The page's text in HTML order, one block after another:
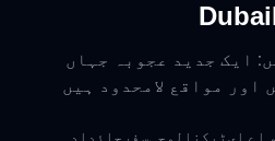
ایک جدید عجوبہ جہاں
اور مواقع لامحدود ہیں
اے ایٹیکنالوجیسفر جائداد